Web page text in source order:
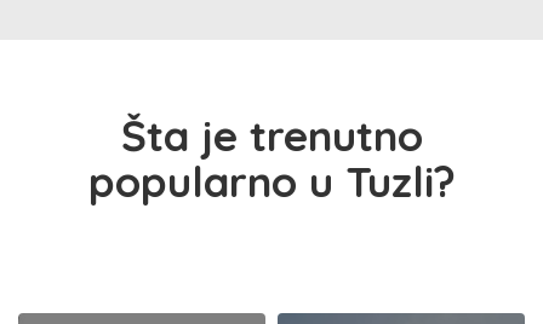
Šta je trenutno
popularno u Tuzli?